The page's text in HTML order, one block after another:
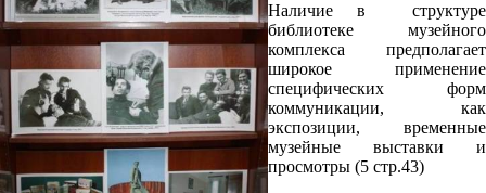
Наличие в структуре
библиотеке музейного
комплекса предполагает
широкое применение
специфических форм
коммуникации, как
экспозиции, временные
музейные выставки и
просмотры (5 стр.43)